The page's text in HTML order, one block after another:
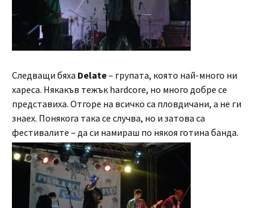
Следващи бяха Delate– групата, която най-много ни
хареса. Някакъв тежък hardcore, но много добре се
представиха. Отгоре на всичко са пловдичани, а не ги
знаех. Понякога така се случва, но и затова са
фестивалите – да си намираш по някоя готина банда.